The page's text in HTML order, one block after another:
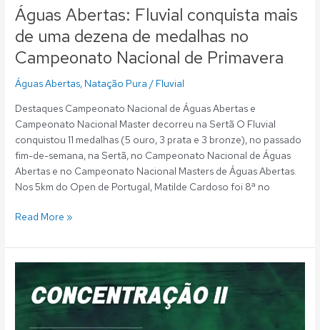
Águas Abertas: Fluvial conquista mais
de uma dezena de medalhas no
Campeonato Nacional de Primavera
Águas Abertas, Natação Pura / Fluvial
Destaques Campeonato Nacional de Águas Abertas e
Campeonato Nacional Master decorreu na Sertã O Fluvial
conquistou 11 medalhas (5 ouro, 3 prata e 3 bronze), no passado
fim-de-semana, na Sertã, no Campeonato Nacional de Águas
Abertas e no Campeonato Nacional Masters de Águas Abertas.
Nos 5km do Open de Portugal, Matilde Cardoso foi 8ª no
de
Primavera
Read More »
Abertas:
Tiago
Canelas